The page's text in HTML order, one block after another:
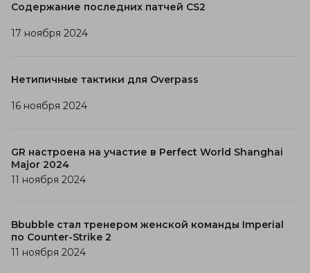
Содержание последних патчей CS2
17 ноября 2024
Нетипичные тактики для Overpass
16 ноября 2024
GR настроена на участие в Perfect World Shanghai
Major 2024
11 ноября 2024
Bbubble стал тренером женской команды Imperial
по Counter-Strike 2
11 ноября 2024